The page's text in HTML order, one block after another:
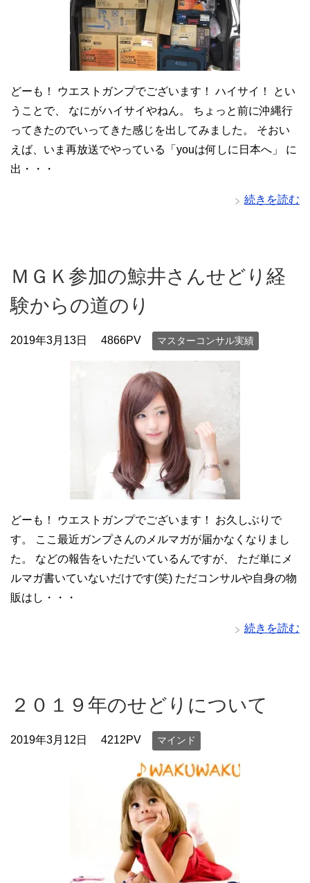
どーも！ ウエストガンプでございます！ ハイサイ！ とい
うことで、 なにがハイサイやねん。 ちょっと前に沖縄行
ってきたのでいってきた感じを出してみました。 そおい
えば、いま再放送でやっている「youは何しに日本へ」 に
出・・・
続きを読む
ＭＧＫ参加の鯨井さんせどり経
験からの道のり
2019年3月13日 4866PV マスターコンサル実績
どーも！ ウエストガンプでございます！ お久しぶりで
す。 ここ最近ガンプさんのメルマガが届かなくなりまし
た。 などの報告をいただいているんですが、 ただ単にメ
ルマガ書いていないだけです(笑) ただコンサルや自身の物
販はし・・・
続きを読む
２０１９年のせどりについて
2019年3月12日 4212PV マインド